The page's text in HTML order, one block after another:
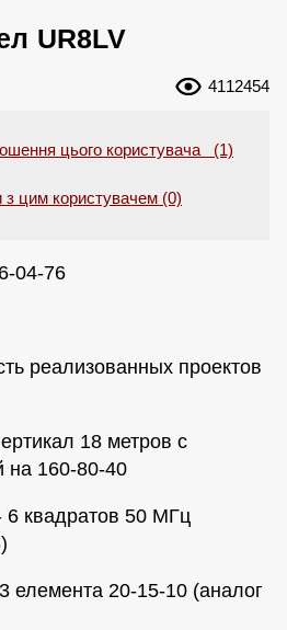
UR8LV
4112454
цього користувача (1)
з цим користувачем (0)
04-76
реализованных проектов
18 метров с
на 160-80-40
6 квадратов 50 МГц
елемента 20-15-10 (аналог